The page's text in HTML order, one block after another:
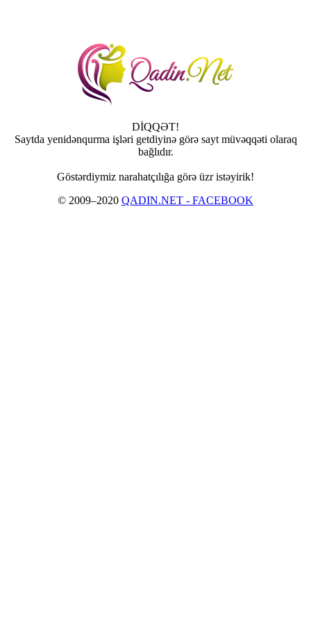
DİQQƏT!
Saytda yenidənqurma işləri getdiyinə görə sayt müvəqqəti olaraq
bağlıdır.
Göstərdiymiz narahatçılığa görə üzr istəyirik!
© 2009–2020 QADIN.NET - FACEBOOK